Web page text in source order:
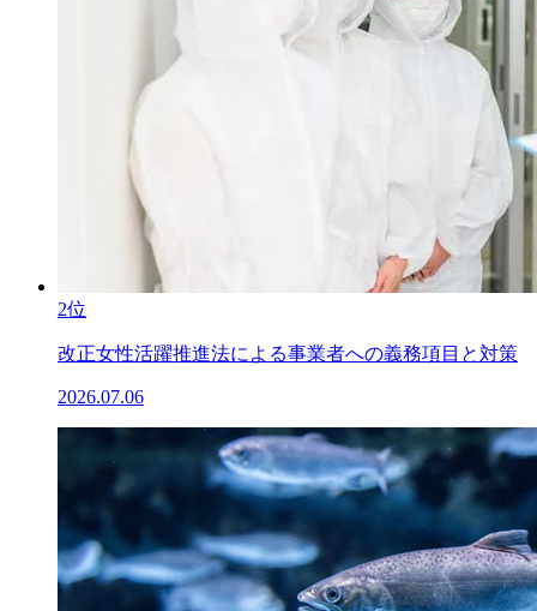
2位
改正女性活躍推進法による事業者への義務項目と対策
2026.07.06